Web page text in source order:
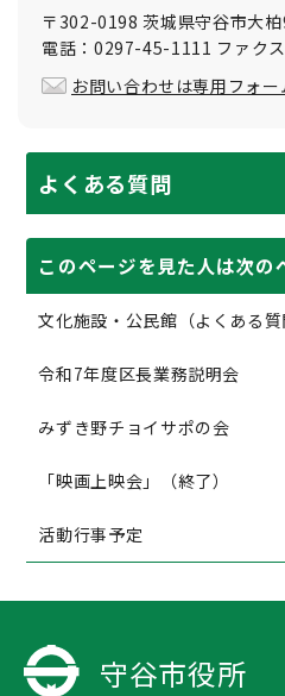
〒302-0198 茨城県守谷市大
電話：0297-45-1111 ファク
お問い合わせは専用フォー
よくある質問
このページを見た人は次の
文化施設・公民館（よくある質
令和7年度区長業務説明会
みずき野チョイサポの会
「映画上映会」（終了）
活動行事予定
守谷市役所